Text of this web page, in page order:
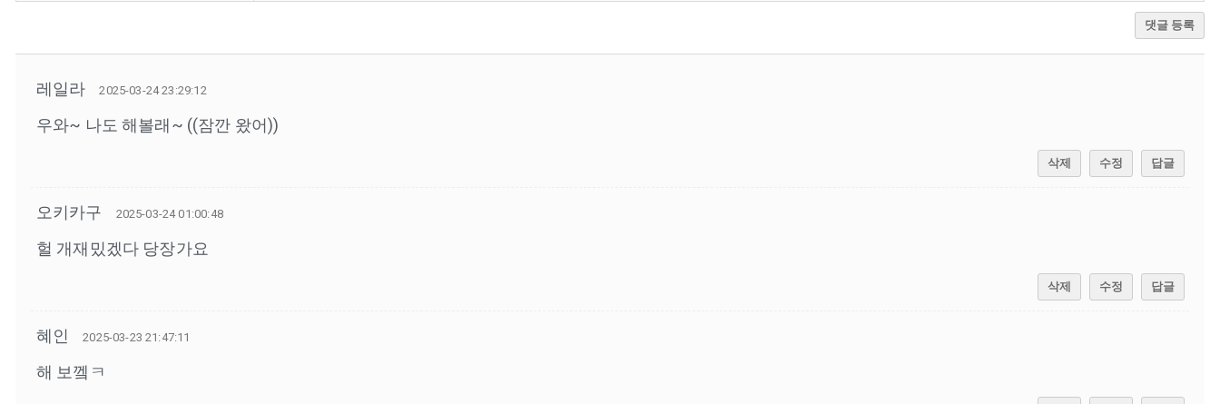
댓글 등록
레일라 2025-03-24 23:29:12
우와~ 나도 해볼래~ ((잠깐 왔어))
삭제 수정 답글
오키카구 2025-03-24 01:00:48
헐 개재밌겠다 당장가요
삭제 수정 답글
혜인 2025-03-23 21:47:11
해 보껰ㅋ